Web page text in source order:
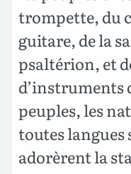
trompette, du
guitare, de la
psaltérion, et
d’instruments
peuples, les
toutes
adorèrent la